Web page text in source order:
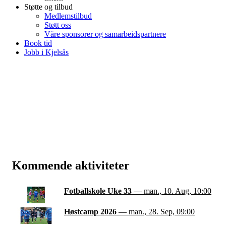
Støtte og tilbud
Medlemstilbud
Støtt oss
Våre sponsorer og samarbeidspartnere
Book tid
Jobb i Kjelsås
Kommende aktiviteter
Fotballskole Uke 33 — man., 10. Aug, 10:00
Høstcamp 2026 — man., 28. Sep, 09:00